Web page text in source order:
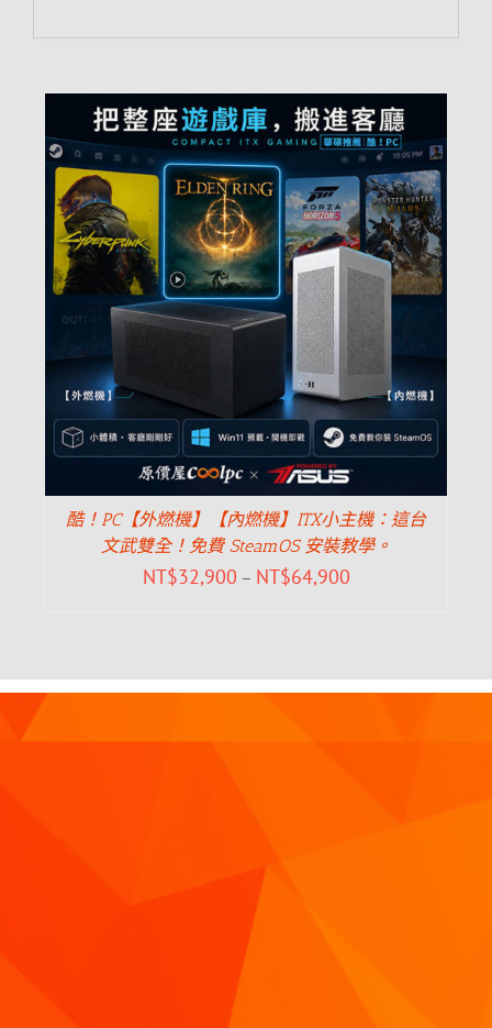
酷！PC【外燃機】【內燃機】ITX小主機：這台
文武雙全！免費 SteamOS 安裝教學。
NT$32,900 – NT$64,900